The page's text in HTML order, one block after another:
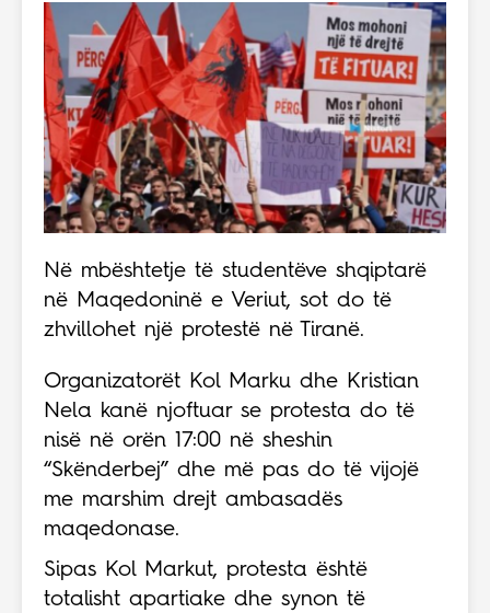
Në mbështetje të studentëve shqiptarë
në Maqedoninë e Veriut, sot do të
zhvillohet një protestë në Tiranë.
Organizatorët Kol Marku dhe Kristian
Nela kanë njoftuar se protesta do të
nisë në orën 17:00 në sheshin
“Skënderbej” dhe më pas do të vijojë
me marshim drejt ambasadës
maqedonase.
Sipas Kol Markut, protesta është
totalisht apartiake dhe synon të